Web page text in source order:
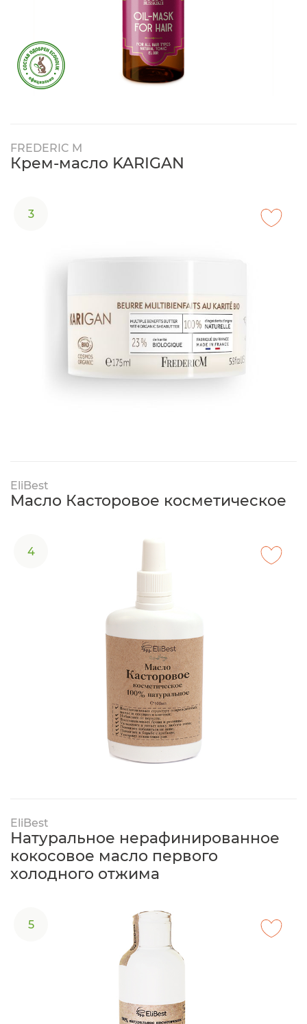
FREDERIC M
Крем-масло KARIGAN
3
EliBest
Масло Касторовое косметическое
4
EliBest
Натуральное нерафинированное
кокосовое масло первого
холодного отжима
5